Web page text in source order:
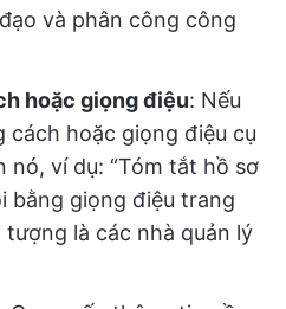
và phân công công
hoặc giọng điệu: Nếu
cách hoặc giọng điệu cụ
nó, ví dụ: “Tóm tắt hồ sơ
bằng giọng điệu trang
là các nhà quản lý